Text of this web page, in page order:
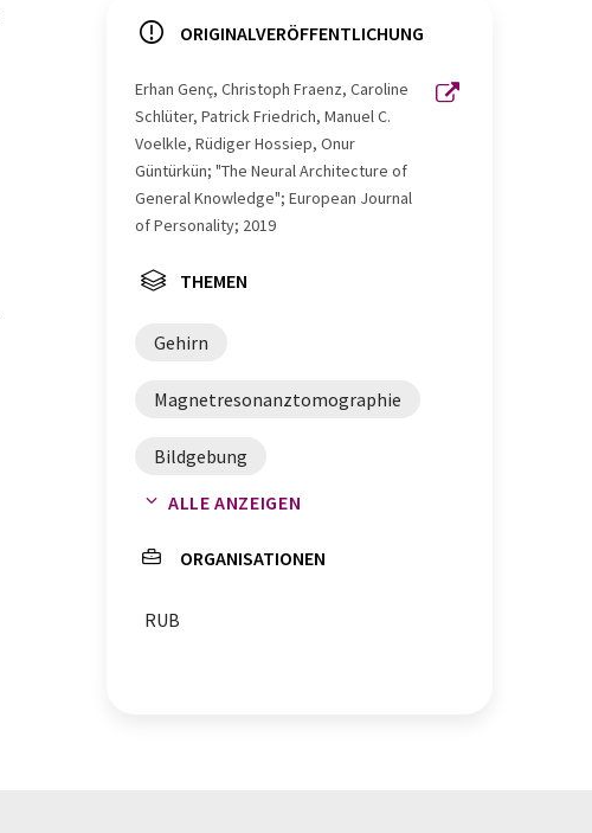
ORIGINALVERÖFFENTLICHUNG
Erhan Genç, Christoph Fraenz, Caroline
Schlüter, Patrick Friedrich, Manuel C.
Voelkle, Rüdiger Hossiep, Onur
Güntürkün; "The Neural Architecture of
General Knowledge"; European Journal
of Personality; 2019
THEMEN
Gehirn
Magnetresonanztomographie
Bildgebung
Diffusions-Tensor-Bildgebung
ALLE ANZEIGEN
ORGANISATIONEN
RUB